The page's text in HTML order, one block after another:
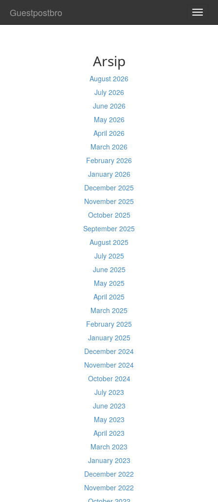
Guestpostbro
Arsip
August 2026
July 2026
June 2026
May 2026
April 2026
March 2026
February 2026
January 2026
December 2025
November 2025
October 2025
September 2025
August 2025
July 2025
June 2025
May 2025
April 2025
March 2025
February 2025
January 2025
December 2024
November 2024
October 2024
July 2023
June 2023
May 2023
April 2023
March 2023
January 2023
December 2022
November 2022